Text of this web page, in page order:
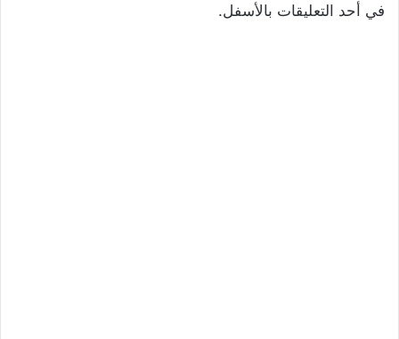
في أحد التعليقات بالأسفل.